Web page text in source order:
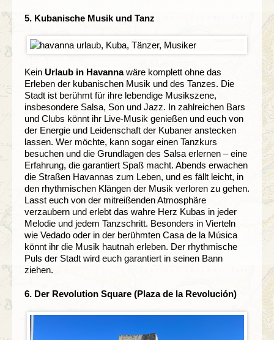
5. Kubanische Musik und Tanz
Kein Urlaub in Havannawäre komplett ohne das
Erleben der kubanischen Musik und des Tanzes. Die
Stadt ist berühmt für ihre lebendige Musikszene,
insbesondere Salsa, Son und Jazz. In zahlreichen Bars
und Clubs könnt ihr Live-Musik genießen und euch von
der Energie und Leidenschaft der Kubaner anstecken
lassen. Wer möchte, kann sogar einen Tanzkurs
besuchen und die Grundlagen des Salsa erlernen – eine
Erfahrung, die garantiert Spaß macht. Abends erwachen
die Straßen Havannas zum Leben, und es fällt leicht, in
den rhythmischen Klängen der Musik verloren zu gehen.
Lasst euch von der mitreißenden Atmosphäre
verzaubern und erlebt das wahre Herz Kubas in jeder
Melodie und jedem Tanzschritt. Besonders in Vierteln
wie Vedado oder in der berühmten Casa de la Música
könnt ihr die Musik hautnah erleben. Der rhythmische
Puls der Stadt wird euch garantiert in seinen Bann
ziehen.
6. Der Revolution Square (Plaza de la Revolución)